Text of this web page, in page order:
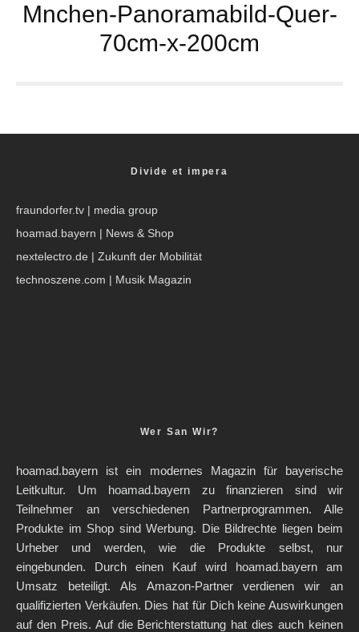
Mnchen-Panoramabild-Quer-
70cm-x-200cm
Divide et impera
fraundorfer.tv | media group
hoamad.bayern | News & Shop
nextelectro.de | Zukunft der Mobilität
technoszene.com | Musik Magazin
Wer San Wir?
hoamad.bayern ist ein modernes Magazin für bayerische
Leitkultur. Um hoamad.bayern zu finanzieren sind wir
Teilnehmer an verschiedenen Partnerprogrammen. Alle
Produkte im Shop sind Werbung. Die Bildrechte liegen beim
Urheber und werden, wie die Produkte selbst, nur
eingebunden. Durch einen Kauf wird hoamad.bayern am
Umsatz beteiligt. Als Amazon-Partner verdienen wir an
qualifizierten Verkäufen. Dies hat für Dich keine Auswirkungen
auf den Preis. Auf die Berichterstattung hat dies auch keinen